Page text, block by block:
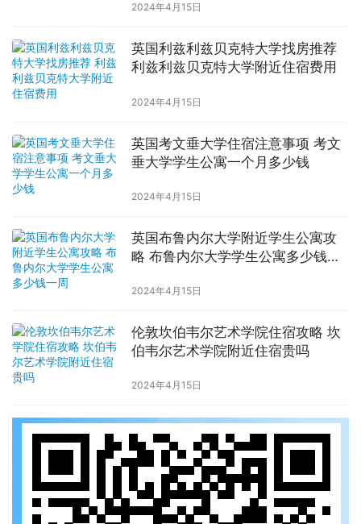
2024年4月15日
英国利兹利兹贝克特大学找房推荐
利兹利兹贝克特大学附近住宿费用
2024年4月15日
英国考文垂大学住宿注意事项 考文
垂大学学生公寓一个月多少钱
2024年4月15日
英国布鲁内尔大学附近学生公寓攻
略 布鲁内尔大学学生公寓多少钱一
2024年4月15日
伦敦坎伯韦尔艺术学院住宿攻略 坎
伯韦尔艺术学院附近住宿贵吗
2024年4月15日